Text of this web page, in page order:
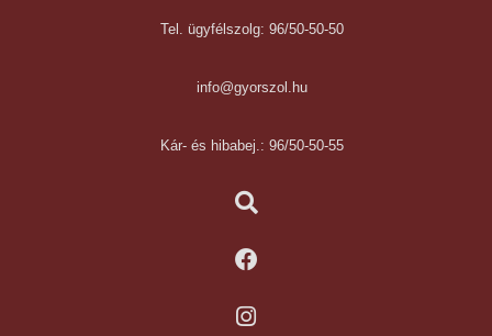
Tel. ügyfélszolg: 96/50-50-50
info@gyorszol.hu
Kár- és hibabej.: 96/50-50-55